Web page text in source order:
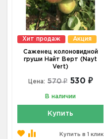
Хит продаж Акция
Саженец колоновидной
груши Найт Верт (Nayt
Vert)
Цена: 570 ₽ 530 ₽
В наличии
Купить
Купить в 1 клик